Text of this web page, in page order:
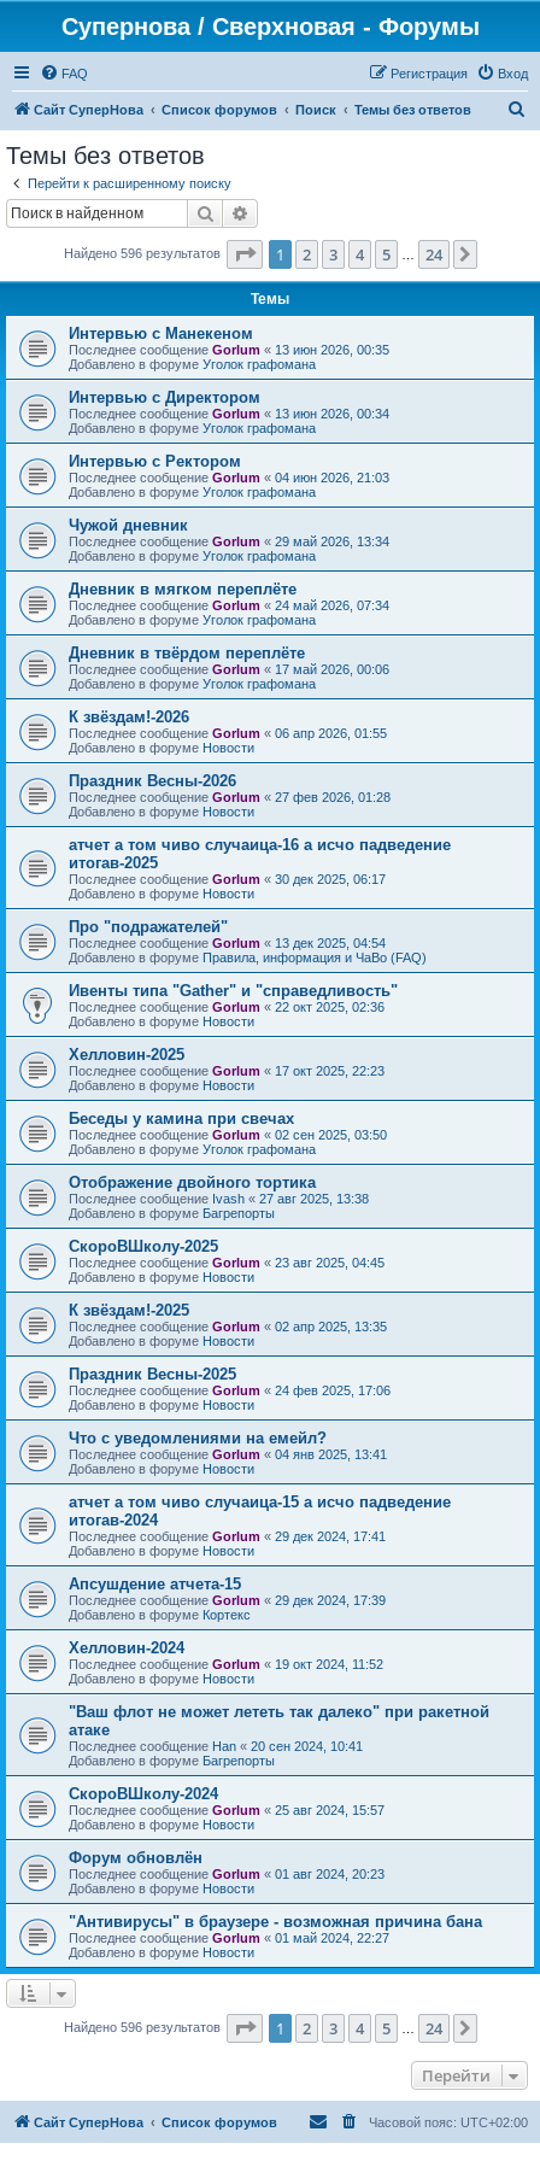
Супернова / Сверхновая - Форумы
FAQ Вход
Регистрация
Сайт СуперНова Список форумов Поиск Темы без ответов
Темы без ответов
Перейти к расширенному поиску
Поиск
Найдено 596 результатов Страница из 24
1 2 3 4 5 24
Темы
Интервью с Манекеном
Последнее сообщение Gorlum « 13 июн 2026, 00:35
Добавлено в форуме Уголок графомана
Интервью с Директором
Последнее сообщение Gorlum « 13 июн 2026, 00:34
Добавлено в форуме Уголок графомана
Интервью с Ректором
Последнее сообщение Gorlum « 04 июн 2026, 21:03
Добавлено в форуме Уголок графомана
Чужой дневник
Последнее сообщение Gorlum « 29 май 2026, 13:34
Добавлено в форуме Уголок графомана
Дневник в мягком переплёте
Последнее сообщение Gorlum « 24 май 2026, 07:34
Добавлено в форуме Уголок графомана
Дневник в твёрдом переплёте
Последнее сообщение Gorlum « 17 май 2026, 00:06
Добавлено в форуме Уголок графомана
К звёздам!-2026
Последнее сообщение Gorlum « 06 апр 2026, 01:55
Добавлено в форуме Новости
Праздник Весны-2026
Последнее сообщение Gorlum « 27 фев 2026, 01:28
Добавлено в форуме Новости
атчет а том чиво случаица-16 а исчо падведение
итогав-2025
Последнее сообщение Gorlum « 30 дек 2025, 06:17
Добавлено в форуме Новости
Про "подражателей"
Последнее сообщение Gorlum « 13 дек 2025, 04:54
Добавлено в форуме Правила, информация и ЧаВо (FAQ)
Ивенты типа "Gather" и "справедливость"
Последнее сообщение Gorlum « 22 окт 2025, 02:36
Добавлено в форуме Новости
Хелловин-2025
Последнее сообщение Gorlum « 17 окт 2025, 22:23
Добавлено в форуме Новости
Беседы у камина при свечах
Последнее сообщение Gorlum « 02 сен 2025, 03:50
Добавлено в форуме Уголок графомана
Отображение двойного тортика
Последнее сообщение Ivash « 27 авг 2025, 13:38
Добавлено в форуме Багрепорты
СкороВШколу-2025
Последнее сообщение Gorlum « 23 авг 2025, 04:45
Добавлено в форуме Новости
К звёздам!-2025
Последнее сообщение Gorlum « 02 апр 2025, 13:35
Добавлено в форуме Новости
Праздник Весны-2025
Последнее сообщение Gorlum « 24 фев 2025, 17:06
Добавлено в форуме Новости
Что с уведомлениями на емейл?
Последнее сообщение Gorlum « 04 янв 2025, 13:41
Добавлено в форуме Новости
атчет а том чиво случаица-15 а исчо падведение
итогав-2024
Последнее сообщение Gorlum « 29 дек 2024, 17:41
Добавлено в форуме Новости
Апсушдение атчета-15
Последнее сообщение Gorlum « 29 дек 2024, 17:39
Добавлено в форуме Кортекс
Хелловин-2024
Последнее сообщение Gorlum « 19 окт 2024, 11:52
Добавлено в форуме Новости
"Ваш флот не может лететь так далеко" при ракетной
атаке
Последнее сообщение Han « 20 сен 2024, 10:41
Добавлено в форуме Багрепорты
СкороВШколу-2024
Последнее сообщение Gorlum « 25 авг 2024, 15:57
Добавлено в форуме Новости
Форум обновлён
Последнее сообщение Gorlum « 01 авг 2024, 20:23
Добавлено в форуме Новости
"Антивирусы" в браузере - возможная причина бана
Последнее сообщение Gorlum « 01 май 2024, 22:27
Добавлено в форуме Новости
Найдено 596 результатов Страница из 24
1 2 3 4 5 24
Перейти
Сайт СуперНова Список форумов Часовой пояс: UTC+02:00